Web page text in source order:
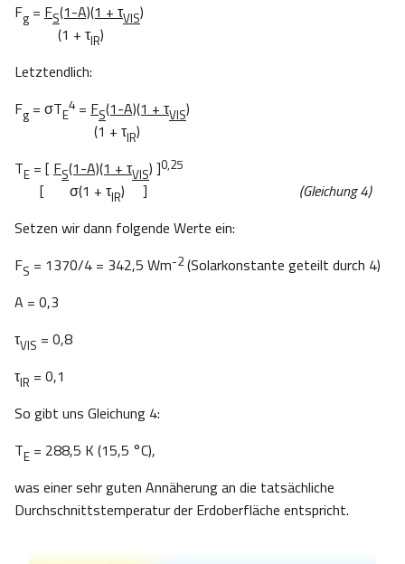
Fg = FS(1-A)(1 + τVIS)
(1 + τIR)
Letztendlich:
Fg = σTE
4 = FS(1-A)(1 + τVIS)
(1 + τIR)
TE = [ FS(1-A)(1 + τVIS) ]0,25
[ σ(1 + τIR) ] (Gleichung 4)
Setzen wir dann folgende Werte ein:
FS = 1370/4 = 342,5 Wm-2(Solarkonstante geteilt durch 4)
A = 0,3
τVIS = 0,8
τIR = 0,1
So gibt uns Gleichung 4:
TE = 288,5 K (15,5 °C),
was einer sehr guten Annäherung an die tatsächliche
Durchschnittstemperatur der Erdoberfläche entspricht.